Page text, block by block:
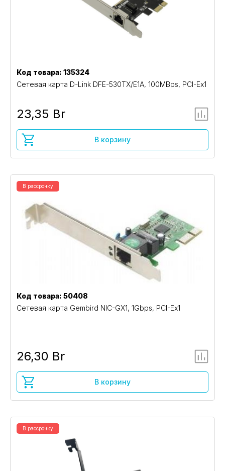
Код товара: 135324
Сетевая карта D-Link DFE-530TX/E1A, 100MBps, PCI-Ex1
23,35 Br
В корзину
В рассрочку
Код товара: 50408
Сетевая карта Gembird NIC-GX1, 1Gbps, PCI-Ex1
26,30 Br
В корзину
В рассрочку